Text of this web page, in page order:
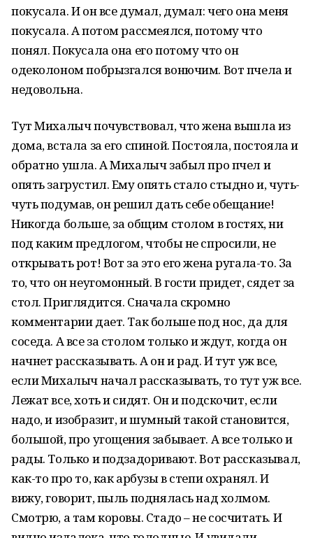
покусала. И он все думал, думал: чего она меня
покусала. А потом рассмеялся, потому что
понял. Покусала она его потому что он
одеколоном побрызгался вонючим. Вот пчела и
недовольна.
Тут Михалыч почувствовал, что жена вышла из
дома, встала за его спиной. Постояла, постояла и
обратно ушла. А Михалыч забыл про пчел и
опять загрустил. Ему опять стало стыдно и, чуть-
чуть подумав, он решил дать себе обещание!
Никогда больше, за общим столом в гостях, ни
под каким предлогом, чтобы не спросили, не
открывать рот! Вот за это его жена ругала-то. За
то, что он неугомонный. В гости придет, сядет за
стол. Приглядится. Сначала скромно
комментарии дает. Так больше под нос, да для
соседа. А все за столом только и ждут, когда он
начнет рассказывать. А он и рад. И тут уж все,
если Михалыч начал рассказывать, то тут уж все.
Лежат все, хоть и сидят. Он и подскочит, если
надо, и изобразит, и шумный такой становится,
большой, про угощения забывает. А все только и
рады. Только и подзадоривают. Вот рассказывал,
как-то про то, как арбузы в степи охранял. И
вижу, говорит, пыль поднялась над холмом.
Смотрю, а там коровы. Стадо – не сосчитать. И